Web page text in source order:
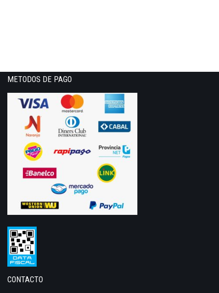
METODOS DE PAGO
CONTACTO